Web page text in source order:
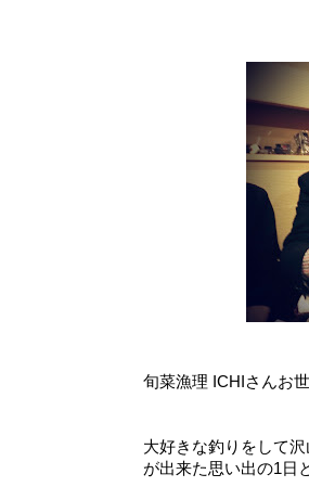
旬菜漁理 ICHIさんお
大好きな釣りをして
が出来た思い出の1日